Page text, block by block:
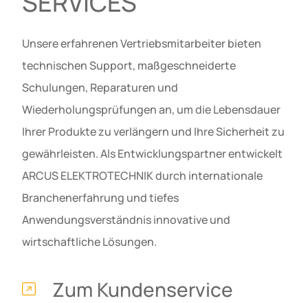
Unsere erfahrenen Vertriebsmitarbeiter bieten
technischen Support, maßgeschneiderte
Schulungen, Reparaturen und
Wiederholungsprüfungen an, um die Lebensdauer
Ihrer Produkte zu verlängern und Ihre Sicherheit zu
gewährleisten. Als Entwicklungspartner entwickelt
ARCUS ELEKTROTECHNIK durch internationale
Branchenerfahrung und tiefes
Anwendungsverständnis innovative und
wirtschaftliche Lösungen.
Zum Kundenservice